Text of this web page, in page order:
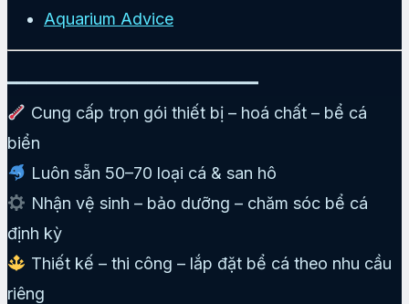
Aquarium Advice
━━━━━━━━━━━━━━━━━━━━━━━━━
Cung cấp trọn gói thiết bị – hoá chất – bể cá
biển
Luôn sẵn 50–70 loại cá & san hô
Nhận vệ sinh – bảo dưỡng – chăm sóc bể cá
định kỳ
Thiết kế – thi công – lắp đặt bể cá theo nhu cầu
riêng